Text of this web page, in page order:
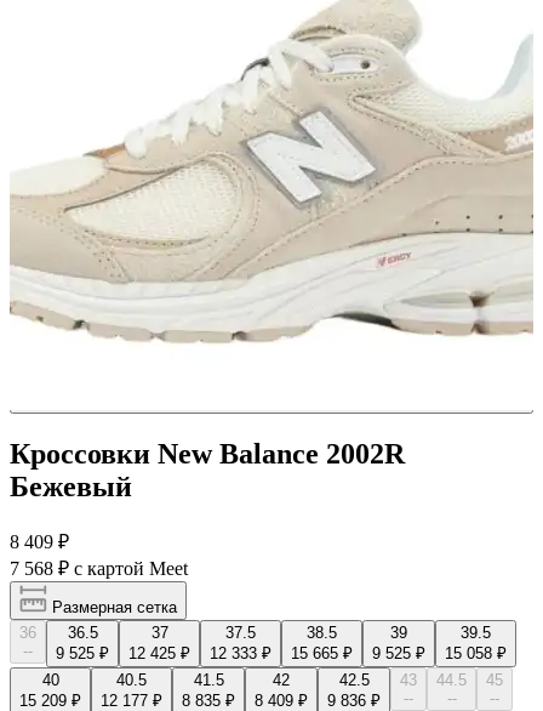
Кроссовки New Balance 2002R
Бежевый
8 409 ₽
7 568 ₽ с картой Meet
Размерная сетка
36
--
36.5
9 525 ₽
37
12 425 ₽
37.5
12 333 ₽
38.5
15 665 ₽
39
9 525 ₽
39.5
15 058 ₽
40
15 209 ₽
40.5
12 177 ₽
41.5
8 835 ₽
42
8 409 ₽
42.5
9 836 ₽
43
--
44.5
--
45
--